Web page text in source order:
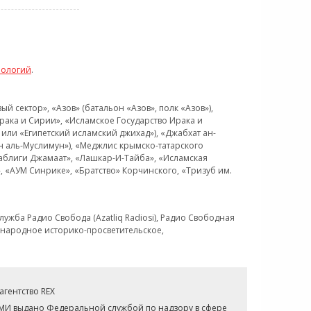
.
«Азов» (батальон «Азов», полк «Азов»),
и Сирии», «Исламское Государство Ирака и
«Египетский исламский джихад»), «Джабхат ан-
Муслимун»), «Меджлис крымско-татарского
Джамаат», «Лашкар-И-Тайба», «Исламская
Синрике», «Братство» Корчинского, «Тризуб им.
Радио Свобода (Azatliq Radiosi), Радио Свободная
историко-просветительское,
REX
выдано Федеральной службой по надзору в сфере